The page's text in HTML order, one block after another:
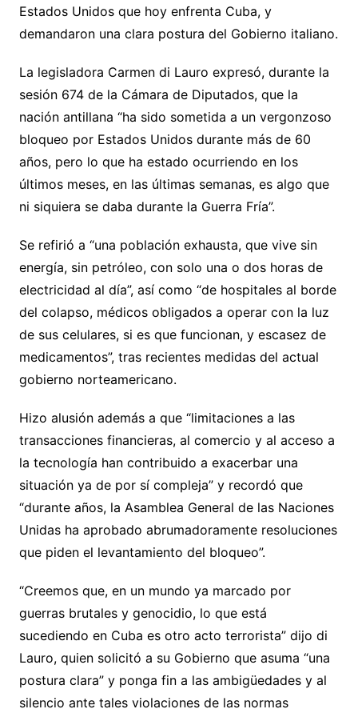
Estados Unidos que hoy enfrenta Cuba, y
demandaron una clara postura del Gobierno italiano.
La legisladora Carmen di Lauro expresó, durante la
sesión 674 de la Cámara de Diputados, que la
nación antillana “ha sido sometida a un vergonzoso
bloqueo por Estados Unidos durante más de 60
años, pero lo que ha estado ocurriendo en los
últimos meses, en las últimas semanas, es algo que
ni siquiera se daba durante la Guerra Fría”.
Se refirió a “una población exhausta, que vive sin
energía, sin petróleo, con solo una o dos horas de
electricidad al día”, así como “de hospitales al borde
del colapso, médicos obligados a operar con la luz
de sus celulares, si es que funcionan, y escasez de
medicamentos”, tras recientes medidas del actual
gobierno norteamericano.
Hizo alusión además a que “limitaciones a las
transacciones financieras, al comercio y al acceso a
la tecnología han contribuido a exacerbar una
situación ya de por sí compleja” y recordó que
“durante años, la Asamblea General de las Naciones
Unidas ha aprobado abrumadoramente resoluciones
que piden el levantamiento del bloqueo”.
“Creemos que, en un mundo ya marcado por
guerras brutales y genocidio, lo que está
sucediendo en Cuba es otro acto terrorista” dijo di
Lauro, quien solicitó a su Gobierno que asuma “una
postura clara” y ponga fin a las ambigüedades y al
silencio ante tales violaciones de las normas